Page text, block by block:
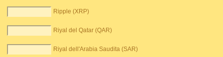
Ripple (XRP)
Riyal del Qatar (QAR)
Riyal dell'Arabia Saudita (SAR)